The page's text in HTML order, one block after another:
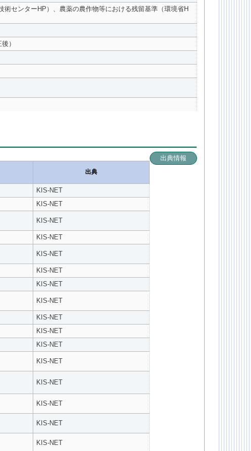
センターHP）、農薬の農作物等における残留基準（環境省H
）
出典情報
出典
KIS-NET
KIS-NET
KIS-NET
KIS-NET
KIS-NET
KIS-NET
KIS-NET
KIS-NET
KIS-NET
KIS-NET
KIS-NET
KIS-NET
KIS-NET
KIS-NET
KIS-NET
KIS-NET